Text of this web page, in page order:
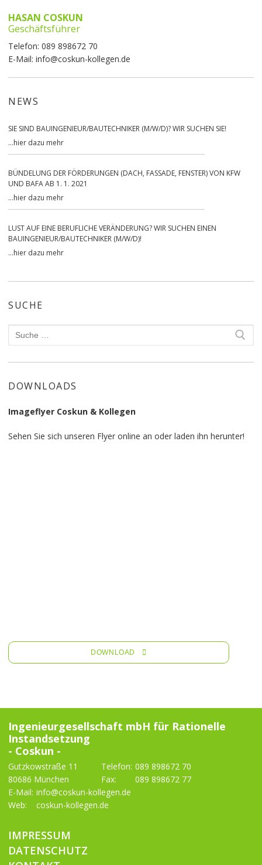
HASAN COSKUN
Geschäftsführer
Telefon: 089 898672 70
E-Mail: info@coskun-kollegen.de
NEWS
SIE SIND BAUINGENIEUR/BAUTECHNIKER (M/W/D)? WIR SUCHEN SIE!
…hier dazu mehr
BÜNDELUNG DER FÖRDERUNGEN (DACH, FASSADE, FENSTER) VON KFW
UND BAFA AB 1. 1. 2021
…hier dazu mehr
LUST AUF EINE BERUFLICHE VERÄNDERUNG? WIR SUCHEN EINEN
BAUINGENIEUR/BAUTECHNIKER (M/W/D)!
…hier dazu mehr
SUCHE
Search
for:
DOWNLOADS
Imageflyer Coskun & Kollegen
Sehen Sie sich unseren Flyer online an oder laden ihn herunter!
DOWNLOAD
Ingenieurgesellschaft mbH für Rationelle
Instandsetzung
- Coskun -
Gutzkowstraße 11
80686 München
Telefon: 089 898672 70
Fax:
089 898672 77
E-Mail: info@coskun-kollegen.de
Web:
coskun-kollegen.de
IMPRESSUM
DATENSCHUTZ